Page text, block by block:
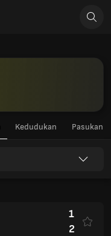
Kedudukan Pasukan
1
2